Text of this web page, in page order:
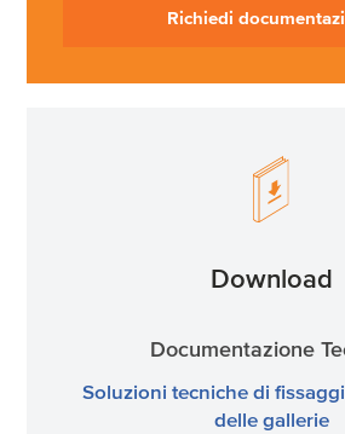
Richiedi
Download
Documentazione
Soluzioni tecniche di
delle gallerie